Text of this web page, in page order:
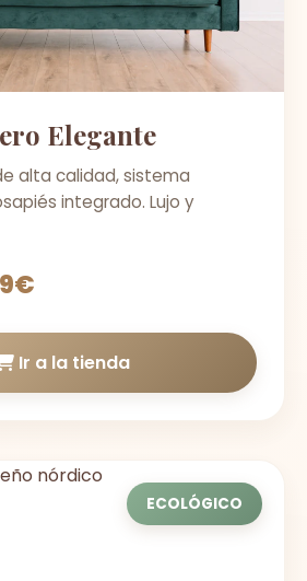
Elegante
alta calidad, sistema
integrado. Lujo y
Ir a la tienda
ECOLÓGICO